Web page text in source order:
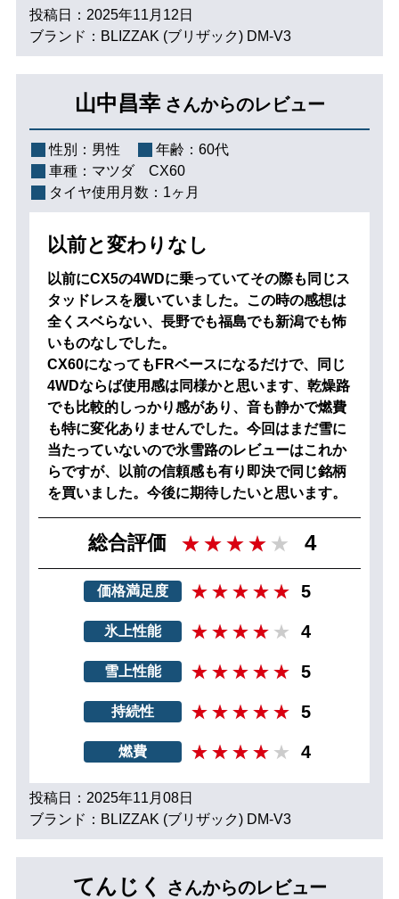
投稿日：2025年11月12日
ブランド：BLIZZAK (ブリザック) DM-V3
山中昌幸 さんからのレビュー
性別： 男性 年齢： 60代
車種： マツダ CX60
タイヤ使用月数： 1ヶ月
以前と変わりなし
以前にCX5の4WDに乗っていてその際も同じス
タッドレスを履いていました。この時の感想は
全くスベらない、長野でも福島でも新潟でも怖
いものなしでした。
CX60になってもFRベースになるだけで、同じ
4WDならば使用感は同様かと思います、乾燥路
でも比較的しっかり感があり、音も静かで燃費
も特に変化ありませんでした。今回はまだ雪に
当たっていないので氷雪路のレビューはこれか
らですが、以前の信頼感も有り即決で同じ銘柄
を買いました。今後に期待したいと思います。
総合評価 4
価格満足度 5
氷上性能 4
雪上性能 5
持続性 5
燃費 4
投稿日：2025年11月08日
ブランド：BLIZZAK (ブリザック) DM-V3
てんじく さんからのレビュー